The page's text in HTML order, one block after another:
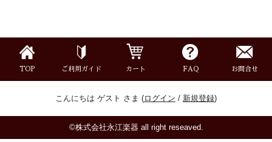
TOP ご利用ガイド カート FAQ お問合せ
こんにちは ゲスト さま (ログイン / 新規登録)
©株式会社永江楽器 all right reseaved.
ストラップ
ミュート
楽器ケース＆ケースカバー